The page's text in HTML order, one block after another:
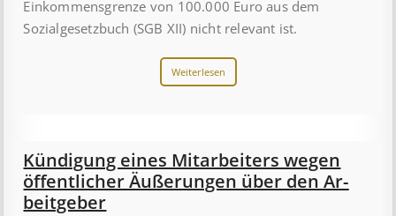
Einkommensgrenze von 100.000 Euro aus dem
Sozialgesetzbuch (SGB XII) nicht relevant ist.
Weiterlesen
Kündigung eines Mit­ar­beit­ers wegen
öffent­lich­er Äuß­er­ung­en über den Ar­
beit­geber